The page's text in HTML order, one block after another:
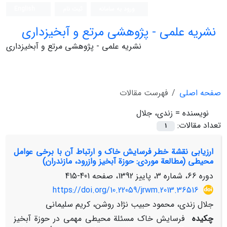
نشریه علمی - پژوهشی مرتع و آبخیزداری
نشریه علمی - پژوهشی مرتع و آبخیزداری
صفحه اصلی
فهرست مقالات
نویسنده = زندی، جلال
تعداد مقالات:
1
ارزیابی نقشة خطر فرسایش خاک و ارتباط آن با برخی عوامل
محیطی (مطالعة موردی: حوزة آبخیز وازرود، مازندران)
دوره 66، شماره 3، پاییز 1392، صفحه
401-415
https://doi.org/10.22059/jrwm.2013.36516
جلال زندی، محمود حبیب نژاد روشن، کریم سلیمانی
چکیده فرسایش خاک مسئلة محیطی مهمی در حوزة آبخیز